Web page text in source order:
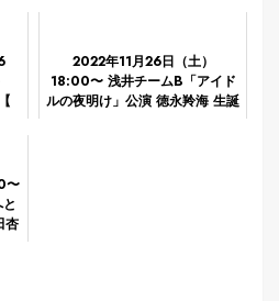
2022年11月26日（土）
18:00〜 浅井チームB「アイド
ルの夜明け」公演 徳永羚海 生誕
〜
杏